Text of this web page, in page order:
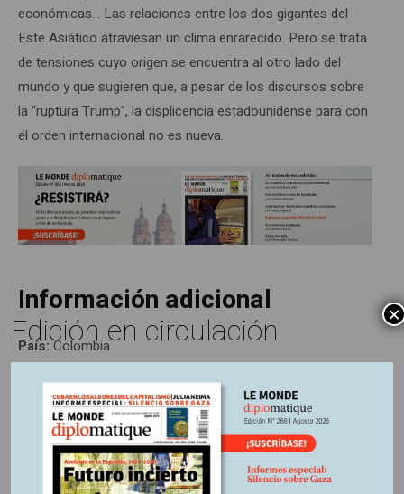
económicas… Las relaciones entre los dos gigantes del
Este Asiático atraviesan un clima enrarecido. Pero se trata
de tensiones cuyo origen se encuentra al otro lado del
mundo y que sugieren que, a pesar de los discursos sobre
la “ruptura Trump”, la displicencia estadounidense para con
el orden internacional no es nueva.
Información adicional
País:Colombia
Región:Suramérica
Fuente:Periódico Le Monde diplomatique, edición
Colombia Nº263, Marzo 2026
Edición en circulación ×